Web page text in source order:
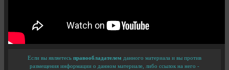
Если вы являетесь правообладателем данного материала и вы против
размещения информации о данном материале, либо ссылок на него -